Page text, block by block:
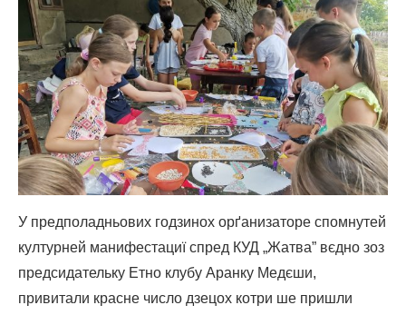
У предполадньових годзинох орґанизаторе спомнутей
културней манифестациї спред КУД „Жатва” вєдно зоз
предсидательку Етно клубу Аранку Медєши,
привитали красне число дзецох котри ше пришли